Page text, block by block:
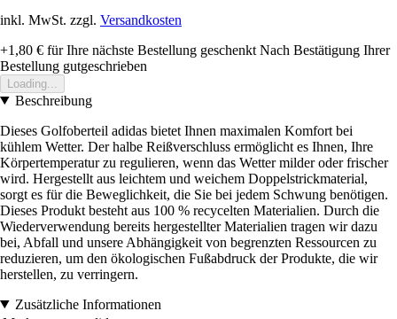
inkl. MwSt. zzgl. Versandkosten
+1,80 € für Ihre nächste Bestellung geschenkt Nach Bestätigung Ihrer
Bestellung gutgeschrieben
Loading...
Beschreibung
Dieses Golfoberteil adidas bietet Ihnen maximalen Komfort bei
kühlem Wetter. Der halbe Reißverschluss ermöglicht es Ihnen, Ihre
Körpertemperatur zu regulieren, wenn das Wetter milder oder frischer
wird. Hergestellt aus leichtem und weichem Doppelstrickmaterial,
sorgt es für die Beweglichkeit, die Sie bei jedem Schwung benötigen.
Dieses Produkt besteht aus 100 % recycelten Materialien. Durch die
Wiederverwendung bereits hergestellter Materialien tragen wir dazu
bei, Abfall und unsere Abhängigkeit von begrenzten Ressourcen zu
reduzieren, um den ökologischen Fußabdruck der Produkte, die wir
herstellen, zu verringern.
Zusätzliche Informationen